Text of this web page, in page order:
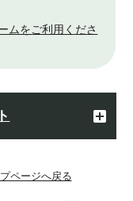
ムをご利用くださ
プページへ戻る